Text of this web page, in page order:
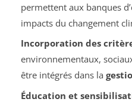
permettent aux banques
impacts du changement
Incorporation des
environnementaux,
être intégrés dans la
Éducation et